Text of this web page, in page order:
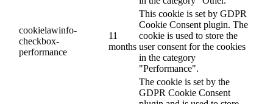
cookielawinfo-
checkbox-
performance
11
months
This cookie is set by GDPR
Cookie Consent plugin. The
cookie is used to store the
user consent for the cookies
in the category
"Performance".
The cookie is set by the
GDPR Cookie Consent